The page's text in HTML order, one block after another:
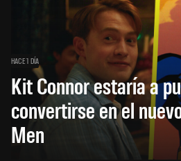
HACE 1 DÍA
Kit Connor estaría a
convertirse en el
Men